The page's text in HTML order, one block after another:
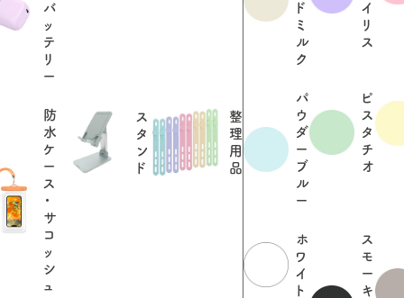
バ
ッ
テ
リ
ー
防
水
ケ
ー
ス
・
サ
コ
ッ
シ
ュ
ス
タ
ン
ド
整
理
用
品
ド
ミ
ル
ク
イ
リ
ス
パ
ウ
ダ
ー
ブ
ル
ー
ピ
ス
タ
チ
オ
ホ
ワ
イ
ト
ス
モ
ー
キ